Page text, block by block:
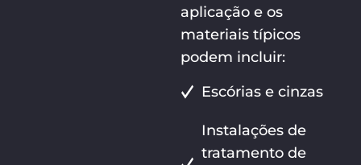
aplicação e os
materiais típicos
podem incluir:
Escórias e cinzas
Instalações de
tratamento de